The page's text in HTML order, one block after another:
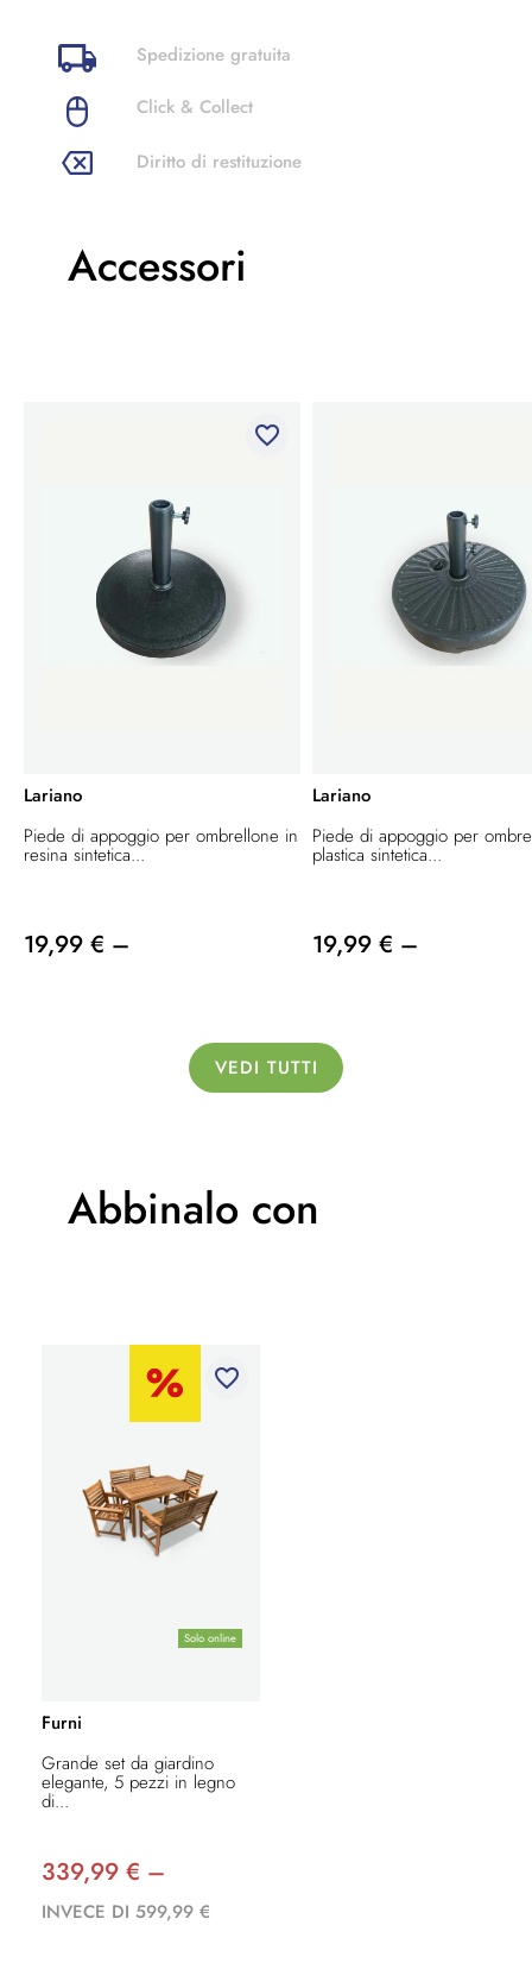
Spedizione gratuita
Click & Collect
Diritto di restituzione
Accessori
favorite_border
Lariano
Piede di appoggio per ombrellone in
resina sintetica...
19,99 € –
Lariano
Piede di appoggio per
plastica sintetica...
19,99 € –
VEDI TUTTI
Abbinalo con
Solo online
favorite_border
Furni
Grande set da giardino
elegante, 5 pezzi in legno
di...
339,99 € –
INVECE DI 599,99 €